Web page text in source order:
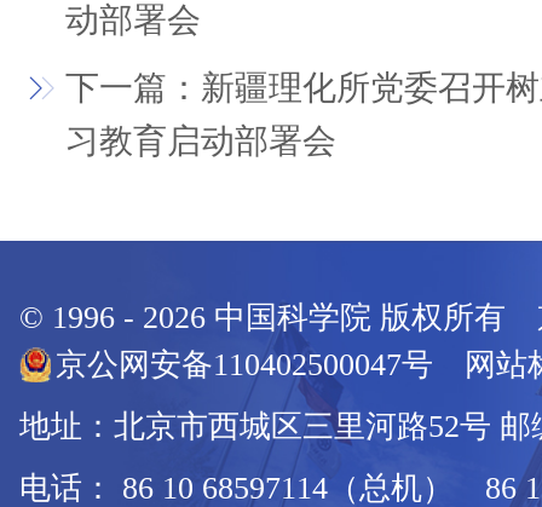
动部署会
下一篇：新疆理化所党委召开
习教育启动部署会
© 1996 - 2026 中国科学院 版权所有
京公网安备110402500047号 网站
地址：北京市西城区三里河路52号 邮
电话： 86 10 68597114（总机） 86